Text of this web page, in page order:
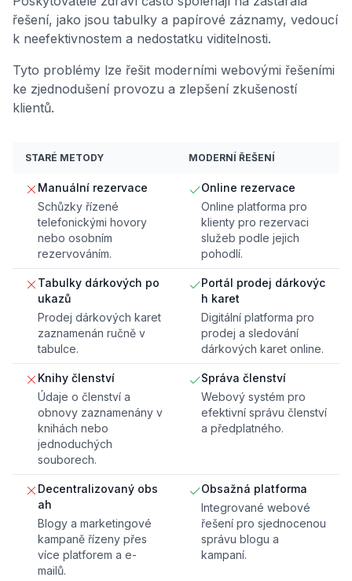
řešení, jako jsou tabulky a papírové záznamy, vedoucí
k neefektivnostem a nedostatku viditelnosti.
Tyto problémy lze řešit moderními webovými řešeními
ke zjednodušení provozu a zlepšení zkušeností
klientů.
STARÉ METODY MODERNÍ ŘEŠENÍ
Manuální rezervace
Schůzky řízené
telefonickými hovory
nebo osobním
rezervováním.
Online rezervace
Online platforma pro
klienty pro rezervaci
služeb podle jejich
pohodlí.
Tabulky dárkových po
ukazů
Prodej dárkových karet
zaznamenán ručně v
tabulce.
Portál prodej dárkovýc
h karet
Digitální platforma pro
prodej a sledování
dárkových karet online.
Knihy členství
Údaje o členství a
obnovy zaznamenány v
knihách nebo
jednoduchých
souborech.
Správa členství
Webový systém pro
efektivní správu členství
a předplatného.
Decentralizovaný obs
ah
Blogy a marketingové
kampaně řízeny přes
více platforem a e-
mailů.
Obsažná platforma
Integrované webové
řešení pro sjednocenou
správu blogu a
kampaní.